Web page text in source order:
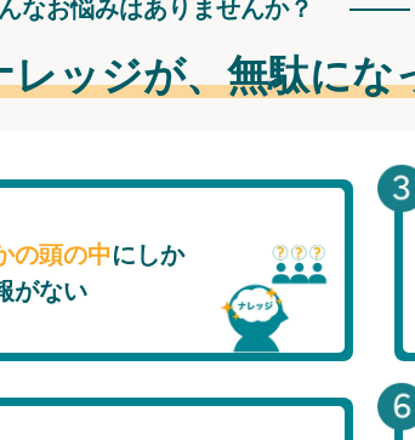
なお悩みはありませんか？
レッジが、無駄にな
の頭の中にしか
がない